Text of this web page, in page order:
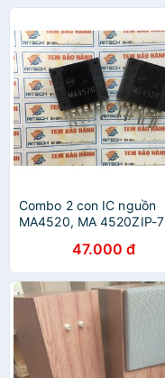
Combo 2 con IC nguồn
MA4520, MA 4520ZIP-7
47.000 đ